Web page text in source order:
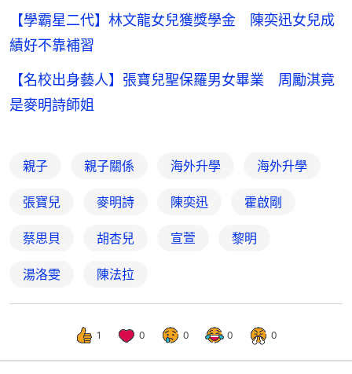
【學霸星二代】林文龍女兒獲獎學金 陳奕迅女兒成
績好不靠補習
【名校出身藝人】張寶兒聖保羅男女畢業 周勵淇竟
是麥明詩師姐
親子 親子關係 海外升學 海外升學
張寶兒 麥明詩 陳奕迅 霍啟剛
蔡思貝 胡杏兒 宣萱 黎明
湯洛雯 陳法拉
1 0 0 0 0